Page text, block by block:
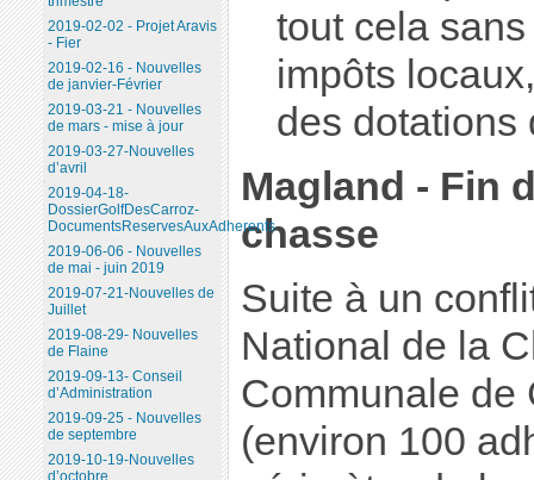
tout cela
impôts
des dotations
Magland - Fin
chasse
Suite à un
National de la
Communale de
(environ 100
2019-02-02 - Projet Aravis
- Fier
2019-02-16 - Nouvelles
de janvier-Février
2019-03-21 - Nouvelles
de mars - mise à jour
2019-03-27-Nouvelles
d’avril
2019-04-18-
DossierGolfDesCarroz-
DocumentsReservesAuxAdherents
2019-06-06 - Nouvelles
de mai - juin 2019
2019-07-21-Nouvelles de
Juillet
2019-08-29- Nouvelles
de Flaine
2019-09-13- Conseil
d’Administration
2019-09-25 - Nouvelles
de septembre
2019-10-19-Nouvelles